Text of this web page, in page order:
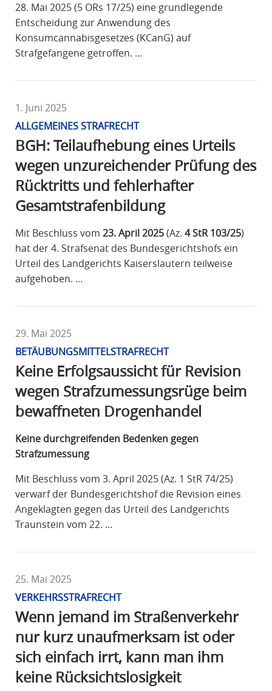
28. Mai 2025 (5 ORs 17/25) eine grundlegende
Entscheidung zur Anwendung des
Konsumcannabisgesetzes (KCanG) auf
Strafgefangene getroffen. …
1. Juni 2025
ALLGEMEINES STRAFRECHT
BGH: Teilaufhebung eines Urteils
wegen unzureichender Prüfung des
Rücktritts und fehlerhafter
Gesamtstrafenbildung
Mit Beschluss vom 23. April 2025(Az. 4 StR 103/25)
hat der 4. Strafsenat des Bundesgerichtshofs ein
Urteil des Landgerichts Kaiserslautern teilweise
aufgehoben. …
29. Mai 2025
BETÄUBUNGSMITTELSTRAFRECHT
Keine Erfolgsaussicht für Revision
wegen Strafzumessungsrüge beim
bewaffneten Drogenhandel
Keine durchgreifenden Bedenken gegen
Strafzumessung
Mit Beschluss vom 3. April 2025 (Az. 1 StR 74/25)
verwarf der Bundesgerichtshof die Revision eines
Angeklagten gegen das Urteil des Landgerichts
Traunstein vom 22. …
25. Mai 2025
VERKEHRSSTRAFRECHT
Wenn jemand im Straßenverkehr
nur kurz unaufmerksam ist oder
sich einfach irrt, kann man ihm
keine Rücksichtslosigkeit